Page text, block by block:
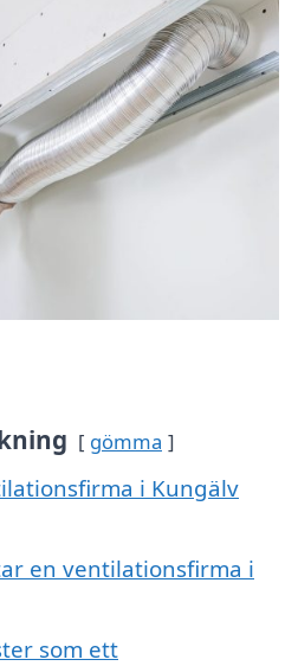
gömma
i Kungälv
en ventilationsfirma i
som ett